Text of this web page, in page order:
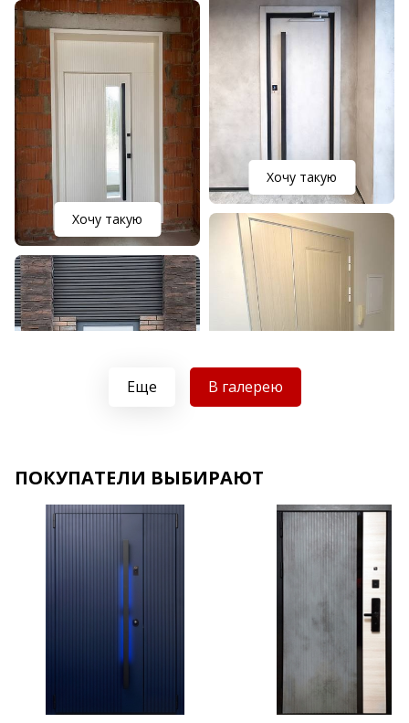
Хочу такую
Хочу такую
Еще В галерею
ПОКУПАТЕЛИ ВЫБИРАЮТ